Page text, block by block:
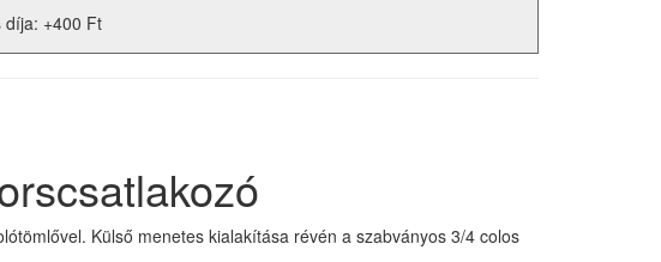
díja: +400 Ft
Külső menetes kialakítása révén a szabványos 3/4 colos